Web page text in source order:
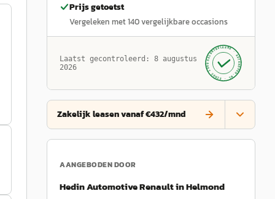
Prijs getoetst
Vergeleken met140vergelijkbare occasions
Laatst gecontroleerd: 8 augustus
2026
GECONTROLEERD ·
AUTOKOPEN.NL
· SINDS 1999 ·
Zakelijk leasen vanaf €432/mnd
AANGEBODEN DOOR
Hedin Automotive Renault in Helmond